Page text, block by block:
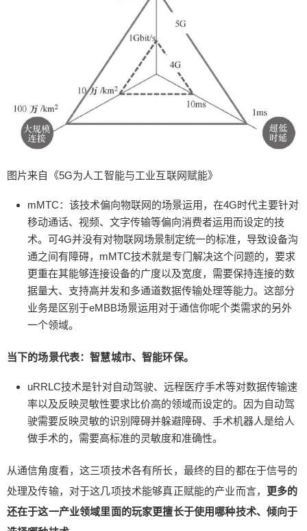
图片来自《5G为人工智能与工业互联网赋能》
mMTC：该技术偏向物联网的场景运用，在4G时代主要针对
移动通话、视频、文字传输等偏向消费者运用而设定的技
术。可4G并没有对物联网场景制定统一的标准，导致设备沟
通之间有障碍，mMTC技术就是专门解决这个问题的，要求
更重在其能够连接设备的广度以及宽度，需要保持连接的数
据量大、支持高并发和多通道数据传输处理等能力。这部分
业务是区别于eMBB场景运用对于通信你呢个类需求的另外
一个领域。
当下的场景代表：智慧城市、智能环保。
uRRLC技术是针对自动驾驶、远程医疗手术等对数据传输速
率以及反映灵敏性要求比价高的领域而设定的。因为自动驾
驶需要反映灵敏的识别障碍并躲避障碍、手术机器人是给人
做手术的，需要高标准的灵敏度和准确性。
从通信角度看，这三项技术各有所长，最终的目的都在于信号的
处理及传输，对于这几项技术能够真正赋能的产业而言， 更多的
还在于这一产业领域里面的玩家更擅长于使用哪种技术、倾向于
R看房； 5G带来无人驾驶车的面世和未来的普及；
这次疫情，无人机检测谁没有带口罩，一抓一个
准，不久的将来，可能无人机送货也会普及了。 5G
可以在车辆与基础设施（V2I）通信中发挥关键作
用。V2I通信将车辆与交通信号灯、公交车站甚至公
路本身等基础设施连接起来，可以改善交通流量，
减少外部危险因素，提升车辆反应速度，提高公共
交通效率。 5G带来的新兴产业大爆发 1、智能机器
人 服务机器人包括：家用服务机器人和公共服务机
器人。其中家用服务机器人包括家政服务机器人、
运输服务机器人和安防监控机器人等。人工智能的
兴起推动了家政行业的智能化，家用机器人应用更
加广泛。譬如：天猫精灵、小爱等是家用机器人的
代表之一，我们家已经有2个天猫精灵了，所以，实
际上机器人已经开始普及，只不过不同机器人功能
不一样。 公共服务机器人包括酒店服务机器人、银
行服务机器人、场馆服务机器人和餐饮服务机器人
等，在酒店、金融、电信、电力及物流等具有大规
础上为企业提供优质高效的服务。 智能机器人实现
步骤是由智能机器人的硬件和软件系统共同协作完
成的。其中用到的5G+人工智能技术包括：语音识
别、图像识别、生物特征识别、专家系统、只能搜
索、自动程序设计和只能控制等。 2、可穿戴设备 2
元年”。2013年开始，各路企业纷纷进军可穿戴设备
的研发后相继有产品面世如：华为TalkBand B1、苹
果的、三星的智能手表、百度联合TCL发布的Boom